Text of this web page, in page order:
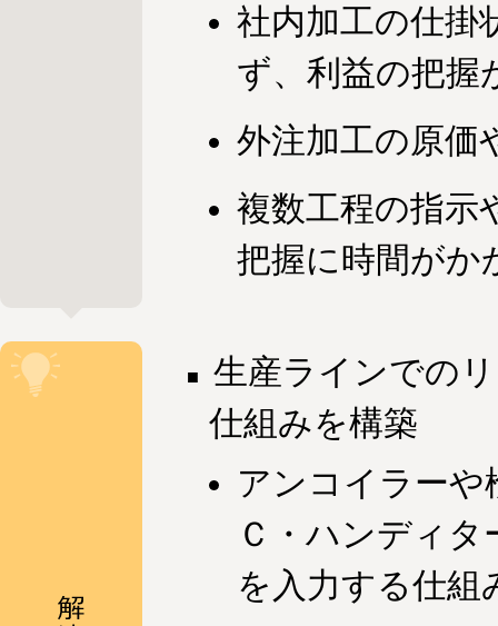
社内加工の仕掛
ず、利益の把握
外注加工の原価
複数工程の指示
把握に時間がか
生産ラインでの
仕組みを構築
アンコイラーや
Ｃ・ハンディ
を入力する仕組